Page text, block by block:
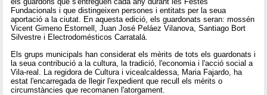
Fundacionals i que distingeixen persones i entitats per la seua
aportació a la ciutat. En aquesta edició, els guardonats seran: mossén
Vicent Gimeno Estornell, Juan José Peláez Vilanova, Santiago Bort
Silvestre i Electrodomésticos Carratalá.
Els grups municipals han considerat els mèrits de tots els guardonats i
la seua contribució a la cultura, la tradició, l'economia i l'acció social a
Vila-real. La regidora de Cultura i vicealcaldessa, Maria Fajardo, ha
estat l'encarregada de llegir l'expedient que recull els mèrits o
circumstàncies que recomanen l'atorgament.